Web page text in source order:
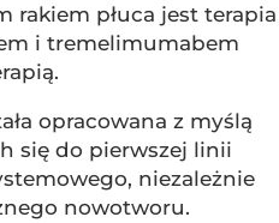
rakiem płuca jest terapia
i tremelimumabem
opracowana z myślą
się do pierwszej linii
niezależnie
nowotworu.